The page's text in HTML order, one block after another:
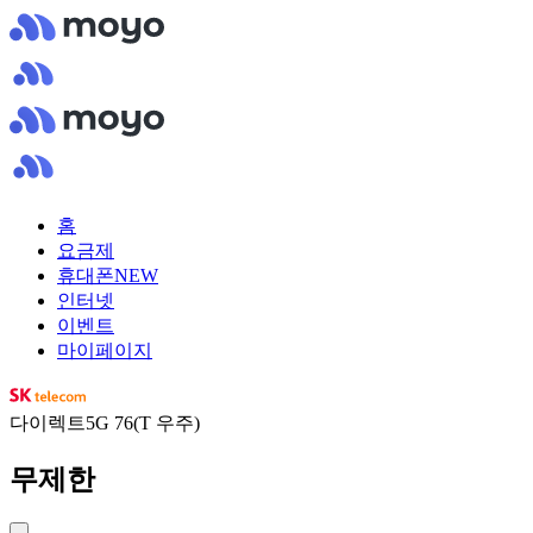
홈
요금제
휴대폰NEW
인터넷
이벤트
마이페이지
다이렉트5G 76(T 우주)
무제한